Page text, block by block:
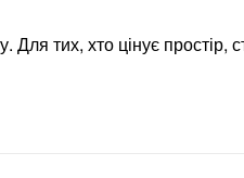
тих, хто цінує простір,